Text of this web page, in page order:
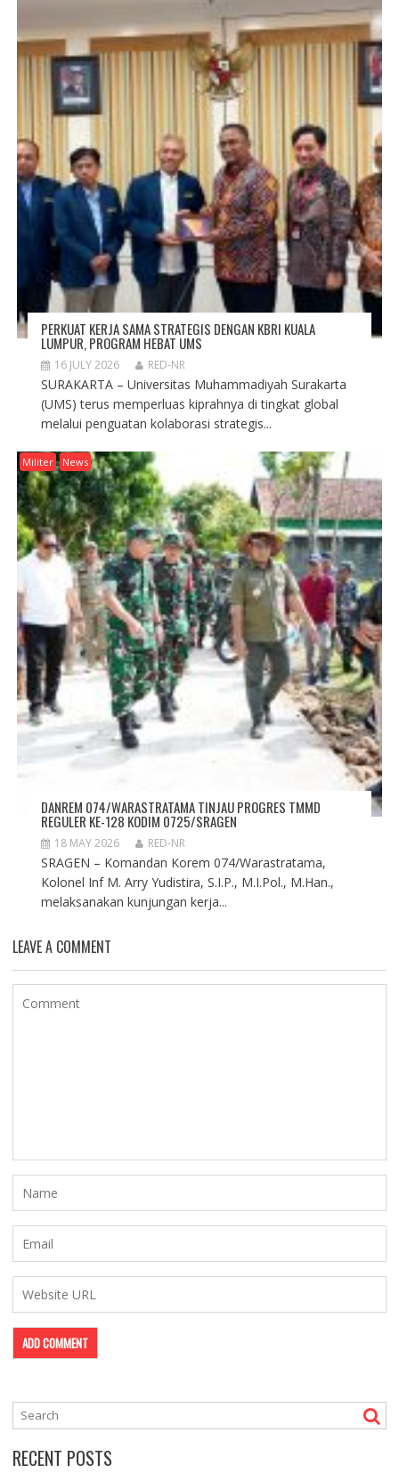
PERKUAT KERJA SAMA STRATEGIS DENGAN KBRI KUALA
LUMPUR, PROGRAM HEBAT UMS
16 JULY 2026 RED-NR
SURAKARTA – Universitas Muhammadiyah Surakarta
(UMS) terus memperluas kiprahnya di tingkat global
melalui penguatan kolaborasi strategis...
Militer News
DANREM 074/WARASTRATAMA TINJAU PROGRES TMMD
REGULER KE-128 KODIM 0725/SRAGEN
18 MAY 2026 RED-NR
SRAGEN – Komandan Korem 074/Warastratama,
Kolonel Inf M. Arry Yudistira, S.I.P., M.I.Pol., M.Han.,
melaksanakan kunjungan kerja...
LEAVE A COMMENT
RECENT POSTS